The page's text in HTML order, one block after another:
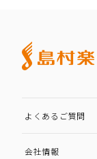
よくあるご質問
会社情報